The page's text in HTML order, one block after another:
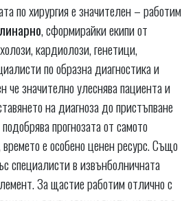
по хирургия е значителен – работим
, сформирайки екипи от
кардиолози, генетици,
по образна диагностика и
че значително улеснява пациента и
на диагноза до пристъпване
прогнозата от самото
е особено ценен ресурс. Също
специалисти в извънболничната
За щастие работим отлично с